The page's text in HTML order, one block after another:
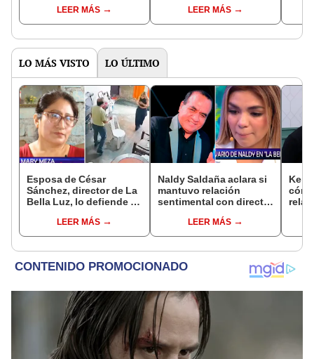
sobre Thamara Gómez:
“¿No entiendo por qué
LEER MÁS
tengo un amor
particular"
LEER MÁS
LO MÁS VISTO LO ÚLTIMO
Esposa de César
Sánchez, director de La
Bella Luz, lo defiende y
relación clandestina
con Naldy Saldaña:
LEER MÁS
Naldy Saldaña aclara si
mantuvo relación
sentimental con director
denunciarlo por
tocamientos: “Me
LEER MÁS